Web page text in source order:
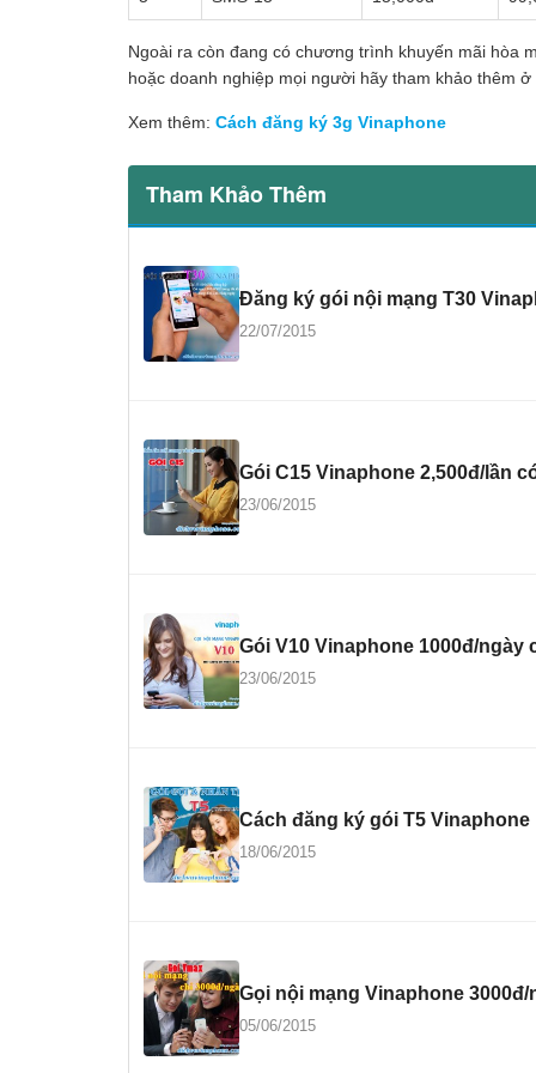
Ngoài ra còn đang có chương trình khuyến mãi hòa
hoặc doanh nghiệp mọi người hãy tham khảo thêm
Xem thêm: Cách đăng ký 3g Vinaphone
Tham Khảo Thêm
Đăng ký gói nội mạng T30
22/07/2015
Gói C15 Vinaphone 2,500đ/lần
23/06/2015
Gói V10 Vinaphone 1000đ/ngày
23/06/2015
Cách đăng ký gói T5
18/06/2015
Gọi nội mạng Vinaphone
05/06/2015